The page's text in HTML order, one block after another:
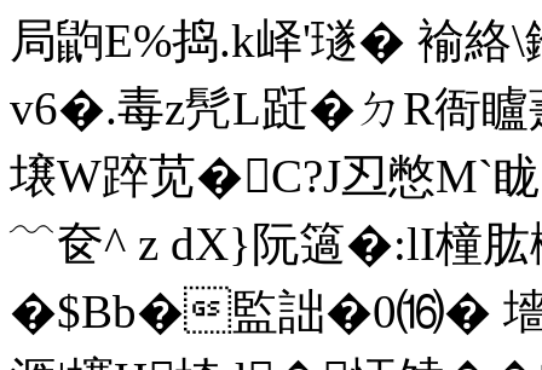
局鼩E%捣.k峄'璲� 褕絡
v6�.毒z髠L跹�ㄉR衙
壌W踤苋�C?J丒憋M`
﹋奁^ z dX}阮簻�:lI橦
�$Bb�監詘�0⒃� 墻